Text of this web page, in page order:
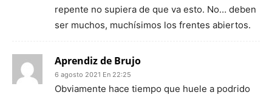
repente no supiera de que va esto. No… deben
ser muchos, muchísimos los frentes abiertos.
Aprendiz de Brujo
6 agosto 2021 En 22:25
Obviamente hace tiempo que huele a podrido